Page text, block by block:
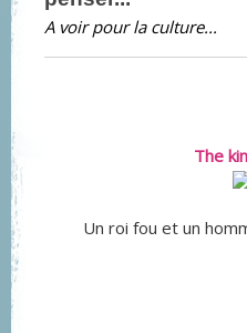
A voir pour la culture...
The
Un roi fou et un